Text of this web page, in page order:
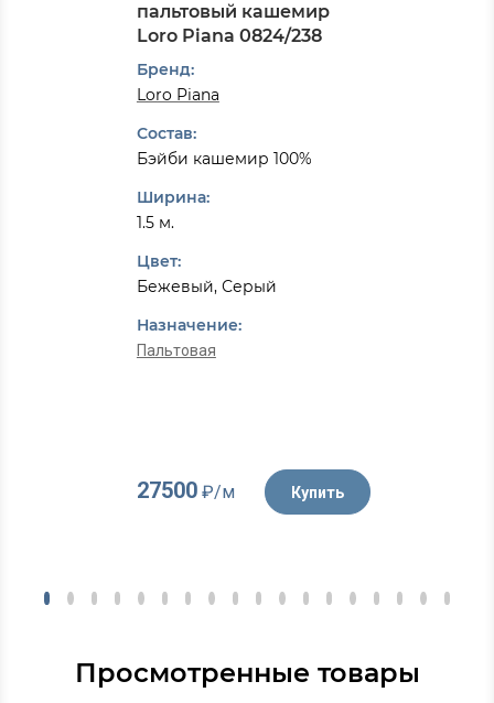
пальтовый кашемир
Loro Piana 0824/238
Бренд:
Loro Piana
Состав:
Бэйби кашемир 100%
Ширина:
1.5 м.
Цвет:
Бежевый, Серый
Назначение:
Пальтовая
27500₽/м Купить
Просмотренные товары